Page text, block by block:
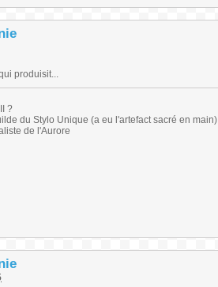
produisit...
?
du Stylo Unique (a eu l'artefact sacré en
de l'Aurore